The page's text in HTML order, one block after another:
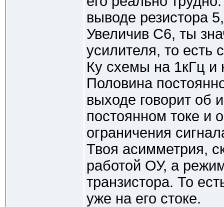
выводе резистора
Увеличив С6, ты
усилителя, то есть
Ку схемы на 1кГц и
Половина
выходе говорит об
постоянном токе и
ограничения
Твоя асимметрия,
работой ОУ, а
транзистора. То
уже на его стоке.